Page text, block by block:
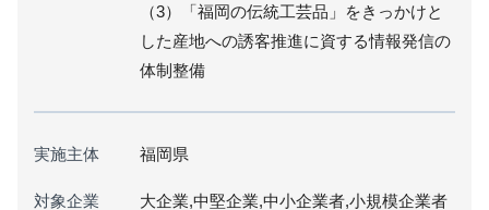
（3）「福岡の伝統工芸品」をきっかけと
した産地への誘客推進に資する情報発信の
体制整備
実施主体 福岡県
対象企業 大企業,中堅企業,中小企業者,小規模企業者